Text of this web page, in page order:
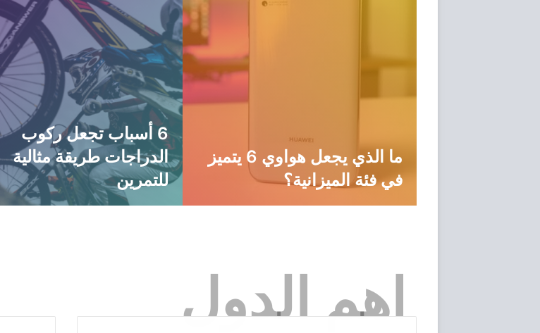
ما الذي يجعل هواوي 6 يتميز
في فئة الميزانية؟
6 أسباب تجعل ركوب
الدراجات طريقة مثالية
للتمرين
اهم الدول